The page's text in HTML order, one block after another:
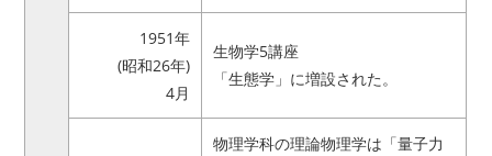
1951年
(昭和26年)
4月
生物学5講座
「生態学」に増設された。
物理学科の理論物理学は「量子力